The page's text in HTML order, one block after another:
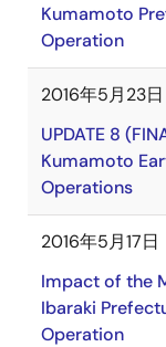
Kumamoto
Operation
2016年5月23日
UPDATE 8
Kumamoto
Operations
2016年5月17日
Impact of the
Ibaraki
Operation